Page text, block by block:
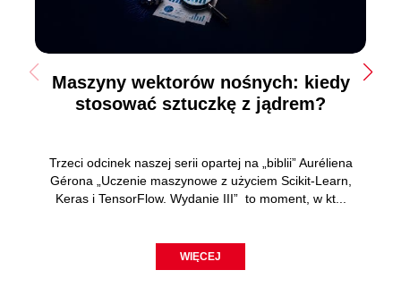
Maszyny wektorów nośnych: kiedy
stosować sztuczkę z jądrem?
Trzeci odcinek naszej serii opartej na „biblii” Auréliena
Gérona „Uczenie maszynowe z użyciem Scikit-Learn,
Keras i TensorFlow. Wydanie III” to moment, w kt...
WIĘCEJ